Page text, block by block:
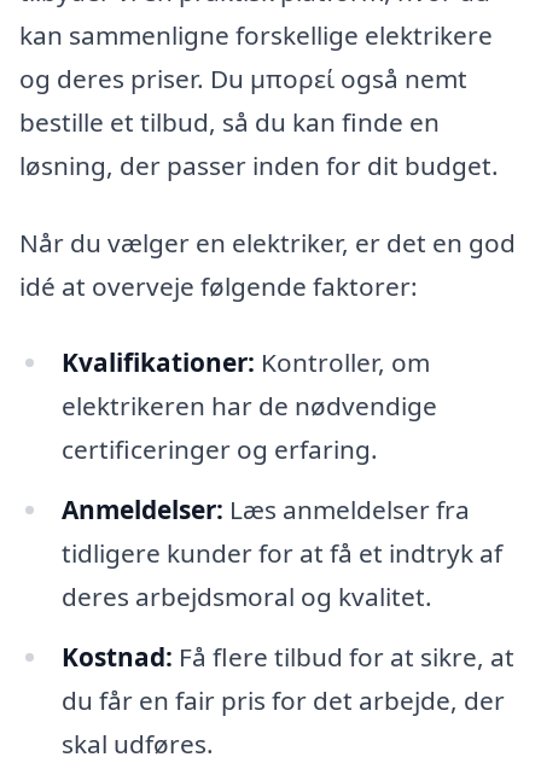
kan sammenligne forskellige elektrikere
og deres priser. Du μπορεί også nemt
bestille et tilbud, så du kan finde en
løsning, der passer inden for dit budget.
Når du vælger en elektriker, er det en god
idé at overveje følgende faktorer:
Kvalifikationer: Kontroller, om
elektrikeren har de nødvendige
certificeringer og erfaring.
Anmeldelser: Læs anmeldelser fra
tidligere kunder for at få et indtryk af
deres arbejdsmoral og kvalitet.
Kostnad: Få flere tilbud for at sikre, at
du får en fair pris for det arbejde, der
skal udføres.